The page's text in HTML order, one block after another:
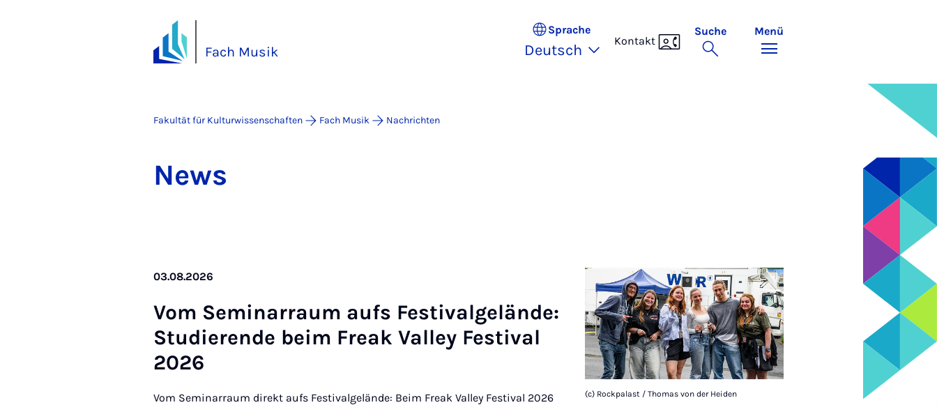
Fach Musik
Sprache
Deutsch
Kontakt
Suche Menü
Fakultät für Kulturwissenschaften Fach Musik Nachrichten
News
(c) Rockpalast / Thomas von der Heiden
03.08.2026
Vom Se­mi­nar­raum aufs Fes­ti­val­ge­län­de:
Stu­die­ren­de beim Freak Val­ley Fes­ti­val
2026
Vom Seminarraum direkt aufs Festivalgelände: Beim Freak Valley Festival 2026